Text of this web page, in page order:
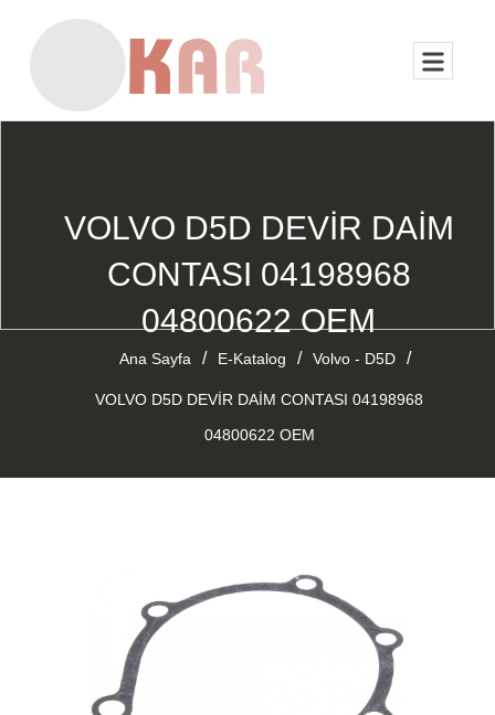
VOLVO D5D DEVİR DAİM
CONTASI 04198968
04800622 OEM
Ana Sayfa / E-Katalog / Volvo - D5D /
VOLVO D5D DEVİR DAİM CONTASI 04198968
04800622 OEM